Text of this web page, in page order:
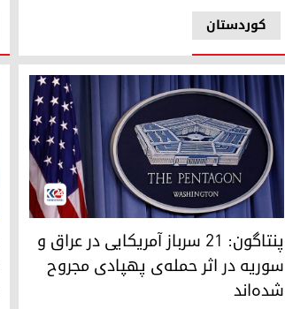
کوردستان
پنتاگون: ٢١ سرباز آمریکایی در عراق و سوریه در اثر حمله‌ی پهپادی مجروح شده‌اند پنتاگون: ٢١ سرباز آمریکایی در عراق و
سوریه در اثر حمله‌ی پهپادی مجروح
شده‌اند